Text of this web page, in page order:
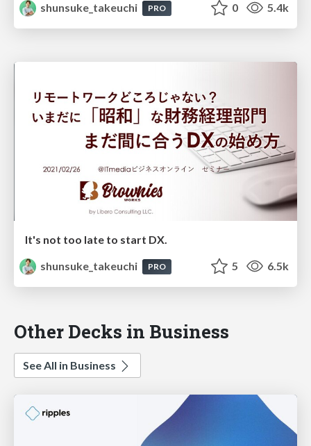
shunsuke_takeuchi
PRO 0 5.4k
It's not too late to start DX.
shunsuke_takeuchi
PRO 5 6.5k
Other Decks in Business
See All in Business